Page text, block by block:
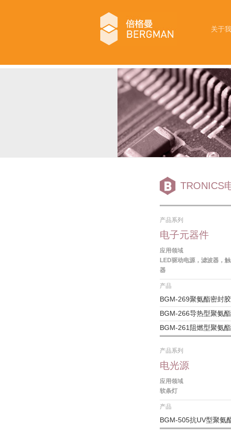
关于
TRONICS
产品系列
电子元器件
应用领域
LED驱动电源，滤波器，
器
产品
BGM-269聚氨酯密封胶
BGM-266导热型聚氨
BGM-261阻燃型聚氨
产品系列
电光源
应用领域
软条灯
产品
BGM-505抗UV型聚氨